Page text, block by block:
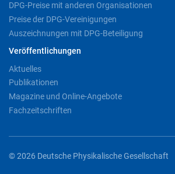
DPG-Preise mit anderen Organisationen
Preise der DPG-Vereinigungen
Auszeichnungen mit DPG-Beteiligung
Veröffentlichungen
Aktuelles
Publikationen
Magazine und Online-Angebote
Fachzeitschriften
© 2026 Deutsche Physikalische Gesellschaft